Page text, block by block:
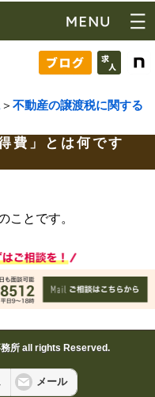
＞ 不動産の譲渡税に関する
費」とは何です
とです。
所 all rights Reserved.
メール